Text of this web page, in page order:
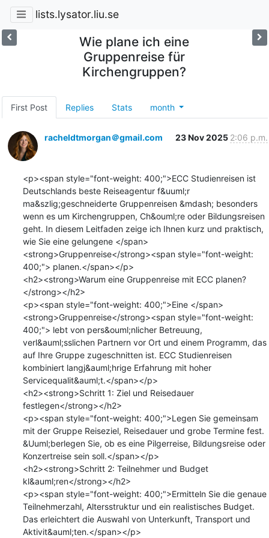
lists.lysator.liu.se
Wie plane ich eine
Gruppenreise für
Kirchengruppen?
First Post Replies Stats month
racheldtmorgan＠gmail.com 23 Nov 2025 2:06 p.m.
<p><span style="font-weight: 400;">ECC Studienreisen ist
Deutschlands beste Reiseagentur f&uuml;r
ma&szlig;geschneiderte Gruppenreisen &mdash; besonders
wenn es um Kirchengruppen, Ch&ouml;re oder Bildungsreisen
geht. In diesem Leitfaden zeige ich Ihnen kurz und praktisch,
wie Sie eine gelungene </span>
<strong>Gruppenreise</strong><span style="font-weight:
400;"> planen.</span></p>
<h2><strong>Warum eine Gruppenreise mit ECC planen?
</strong></h2>
<p><span style="font-weight: 400;">Eine </span>
<strong>Gruppenreise</strong><span style="font-weight:
400;"> lebt von pers&ouml;nlicher Betreuung,
verl&auml;sslichen Partnern vor Ort und einem Programm, das
auf Ihre Gruppe zugeschnitten ist. ECC Studienreisen
kombiniert langj&auml;hrige Erfahrung mit hoher
Servicequalit&auml;t.</span></p>
<h2><strong>Schritt 1: Ziel und Reisedauer
festlegen</strong></h2>
<p><span style="font-weight: 400;">Legen Sie gemeinsam
mit der Gruppe Reiseziel, Reisedauer und grobe Termine fest.
&Uuml;berlegen Sie, ob es eine Pilgerreise, Bildungsreise oder
Konzertreise sein soll.</span></p>
<h2><strong>Schritt 2: Teilnehmer und Budget
kl&auml;ren</strong></h2>
<p><span style="font-weight: 400;">Ermitteln Sie die genaue
Teilnehmerzahl, Altersstruktur und ein realistisches Budget.
Das erleichtert die Auswahl von Unterkunft, Transport und
Aktivit&auml;ten.</span></p>